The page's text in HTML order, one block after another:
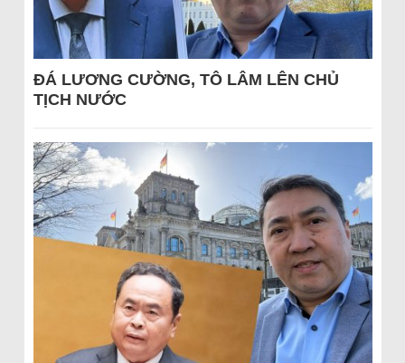
ĐÁ LƯƠNG CƯỜNG, TÔ LÂM LÊN CHỦ
TỊCH NƯỚC